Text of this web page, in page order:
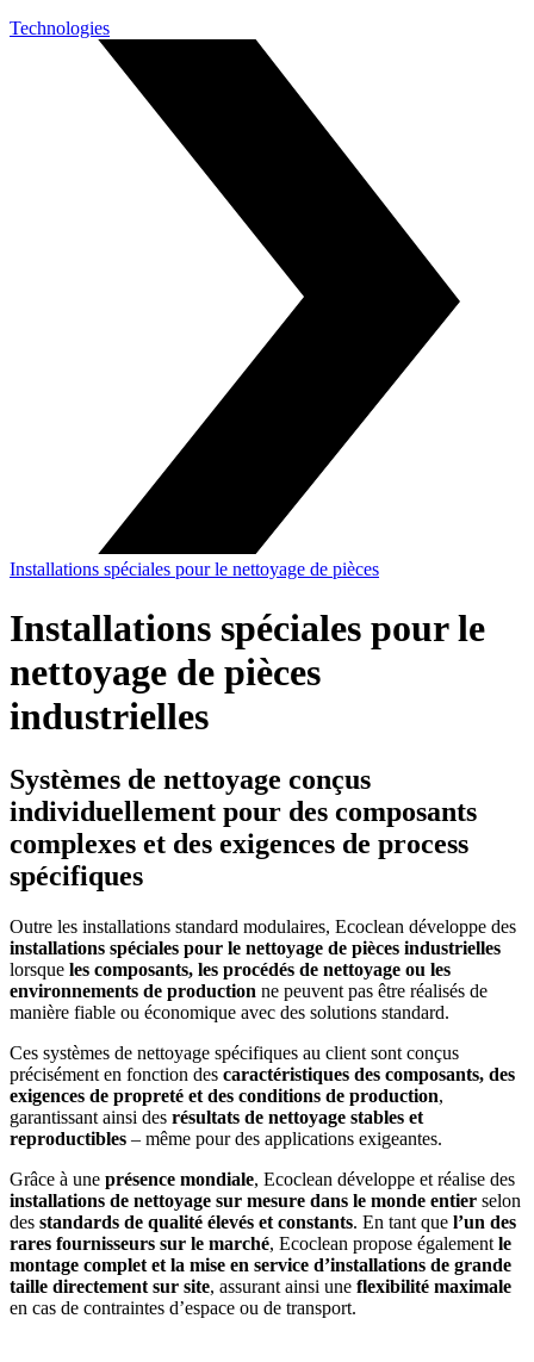
Technologies
Installations spéciales pour le nettoyage de pièces
Installations spéciales pour le
nettoyage de pièces
industrielles
Systèmes de nettoyage conçus
individuellement pour des composants
complexes et des exigences de process
spécifiques
Outre les installations standard modulaires, Ecoclean développe des
installations spéciales pour le nettoyage de pièces industrielles
lorsque les composants, les procédés de nettoyage ou les
environnements de production ne peuvent pas être réalisés de
manière fiable ou économique avec des solutions standard.
Ces systèmes de nettoyage spécifiques au client sont conçus
précisément en fonction des caractéristiques des composants, des
exigences de propreté et des conditions de production,
garantissant ainsi des résultats de nettoyage stables et
reproductibles – même pour des applications exigeantes.
Grâce à une présence mondiale, Ecoclean développe et réalise des
installations de nettoyage sur mesure dans le monde entier selon
des standards de qualité élevés et constants. En tant que l’un des
rares fournisseurs sur le marché, Ecoclean propose également le
montage complet et la mise en service d’installations de grande
taille directement sur site, assurant ainsi une flexibilité maximale
en cas de contraintes d’espace ou de transport.